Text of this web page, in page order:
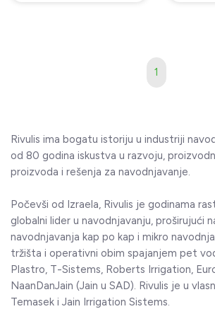
1
Rivulis ima bogatu istoriju u industriji
od 80 godina iskustva u razvoju,
proizvoda i rešenja za navodnjavanje.
Počevši od Izraela, Rivulis je godinama
globalni lider u navodnjavanju, proširujući
navodnjavanja kap po kap i mikro
tržišta i operativni obim spajanjem pet
Plastro, T-Sistems, Roberts Irrigation,
NaanDanJain (Jain u SAD). Rivulis je u
Temasek i Jain Irrigation Sistems.